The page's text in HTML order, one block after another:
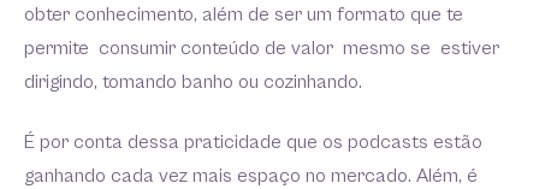
obter conhecimento, além de ser um formato que te
permite consumir conteúdo de valor mesmo se estiver
dirigindo, tomando banho ou cozinhando.
É por conta dessa praticidade que os podcasts estão
ganhando cada vez mais espaço no mercado. Além, é